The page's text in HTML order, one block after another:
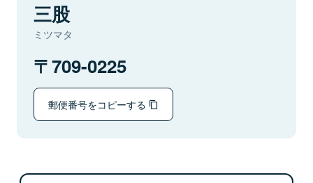
三股
ミツマタ
709-0225
郵便番号をコピーする